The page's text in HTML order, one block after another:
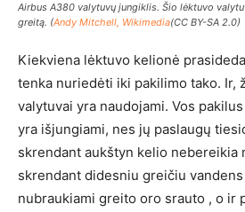
Airbus A380 valytuvų jungiklis. Šio lėktuvo
greitą. (Andy Mitchell, Wikimedia(CC BY-SA 2.0)
Kiekviena lėktuvo kelionė
tenka nuriedėti iki pakilimo tako. Ir,
valytuvai yra naudojami. Vos
yra išjungiami, nes jų paslaugų
skrendant aukštyn kelio nebereikia
skrendant didesniu greičiu
nubraukiami greito oro srauto , o ir